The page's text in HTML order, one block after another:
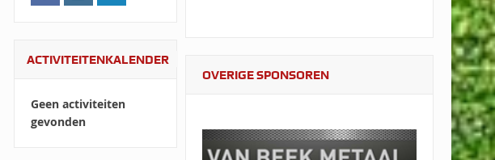
ACTIVITEITENKALENDER
Geen activiteiten
gevonden
OVERIGE SPONSOREN